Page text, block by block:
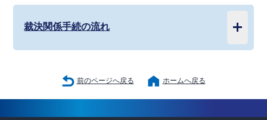
裁決関係手続の流れ
前のページへ戻る ホームへ戻る